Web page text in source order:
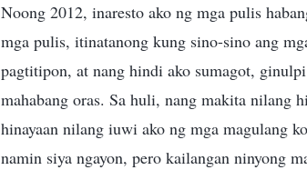
Noong 2012, inaresto ako ng mga pulis
mga pulis, itinatanong kung sino-sino ang
pagtitipon, at nang hindi ako sumagot,
mahabang oras. Sa huli, nang makita nilang
hinayaan nilang iuwi ako ng mga magulang
namin siya ngayon, pero kailangan ninyong